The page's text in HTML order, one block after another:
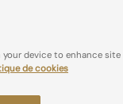
your device to enhance site
de cookies